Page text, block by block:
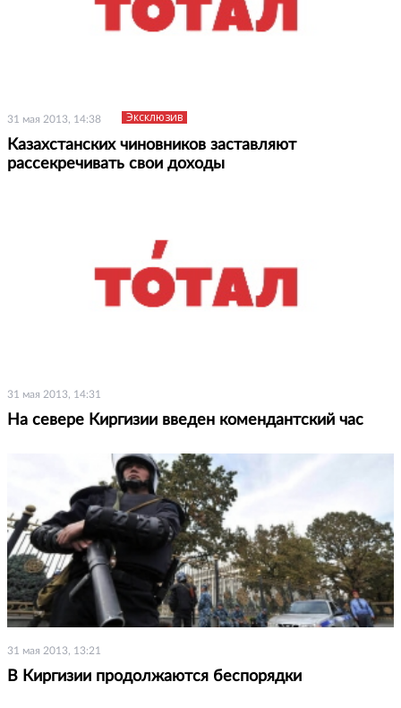
31 мая 2013, 14:38 Эксклюзив
Казахстанских чиновников заставляют
рассекречивать свои доходы
31 мая 2013, 14:31
На севере Киргизии введен комендантский час
31 мая 2013, 13:21
В Киргизии продолжаются беспорядки